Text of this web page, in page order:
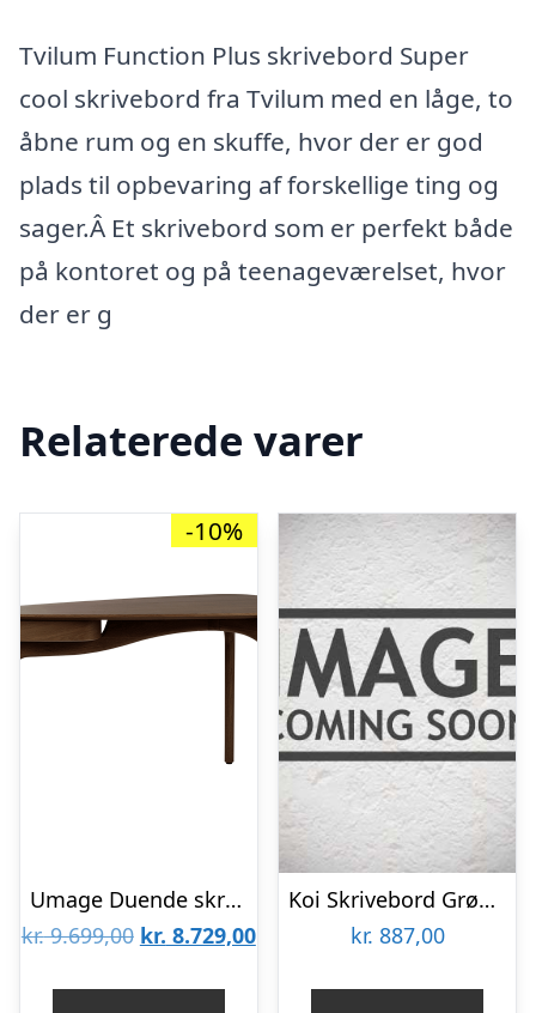
Tvilum Function Plus skrivebord Super
cool skrivebord fra Tvilum med en låge, to
åbne rum og en skuffe, hvor der er god
plads til opbevaring af forskellige ting og
sager.Â Et skrivebord som er perfekt både
på kontoret og på teenageværelset, hvor
der er g
Relaterede varer
-10%
Umage Duende skrivebord – Mørk eg : Erling Christensen Møbler
kr.9.699,00 Den
kr. 8.729,00Den
Koi Skrivebord Grøn/Grå
kr. 887,00